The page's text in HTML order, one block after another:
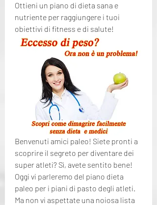
Ottieni un piano di dieta sana e
nutriente per raggiungere i tuoi
obiettivi di fitness e di salute!
Benvenuti amici paleo! Siete pronti a
scoprire il segreto per diventare dei
super atleti? Sì, avete sentito bene!
Oggi vi parleremo del piano dieta
paleo per i piani di pasto degli atleti.
Ma non vi aspettate una noiosa lista